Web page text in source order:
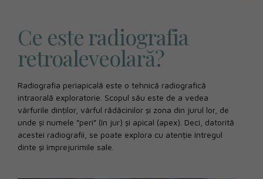
Ce este radiografia
retroaleveolară?
Radiografia periapicală este o tehnică radiografică
intraorală exploratorie. Scopul său este de a vedea
vârfurile dinților, vârful rădăcinilor și zona din jurul lor, de
unde și numele ”peri” (în jur) și apical (apex). Deci, datorită
acestei radiografii, se poate explora cu atenție întregul
dinte și împrejurimile sale.